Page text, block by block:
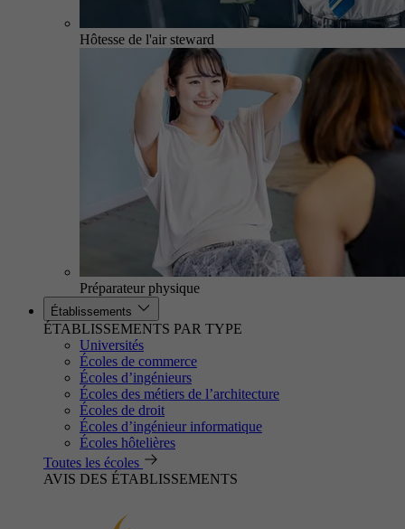
Hôtesse de l'air steward
Préparateur physique
Établissements
ÉTABLISSEMENTS PAR TYPE
Universités
Écoles de commerce
Écoles d’ingénieurs
Écoles des métiers de l’architecture
Écoles de droit
Écoles d’ingénieur informatique
Écoles hôtelières
Toutes les écoles
AVIS DES ÉTABLISSEMENTS